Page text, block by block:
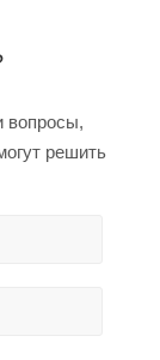
вопросы,
решить